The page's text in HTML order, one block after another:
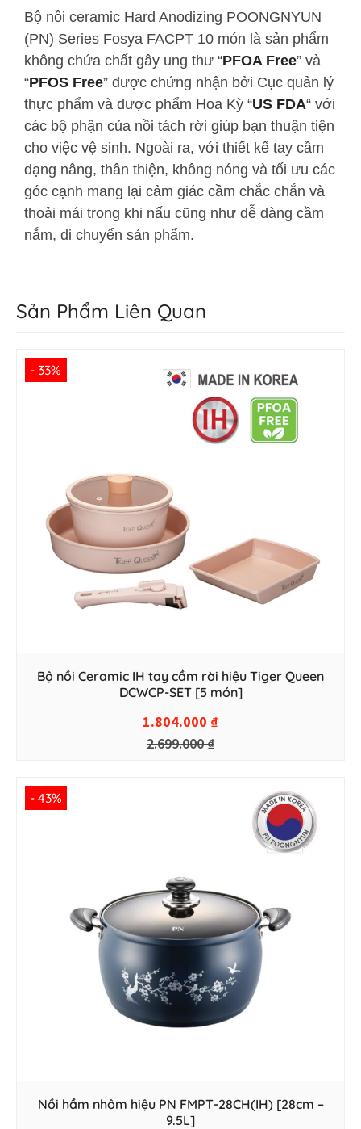
Bộ nồi ceramic Hard Anodizing POONGNYUN
(PN) Series Fosya FACPT 10 món là sản phẩm
không chứa chất gây ung thư “PFOA Free” và
“PFOS Free” được chứng nhận bởi Cục quản lý
thực phẩm và dược phẩm Hoa Kỳ “US FDA“ với
các bộ phận của nồi tách rời giúp bạn thuận tiện
cho việc vệ sinh. Ngoài ra, với thiết kế tay cầm
dạng nâng, thân thiện, không nóng và tối ưu các
góc cạnh mang lại cảm giác cầm chắc chắn và
thoải mái trong khi nấu cũng như dễ dàng cầm
nắm, di chuyển sản phẩm.
Sản Phẩm Liên Quan
- 33%
Bộ nồi Ceramic IH tay cầm rời hiệu Tiger Queen
DCWCP-SET [5 món]
2.699.000₫
1.804.000 ₫
- 43%
Nồi hầm nhôm hiệu PN FMPT-28CH(IH) [28cm –
9.5L]